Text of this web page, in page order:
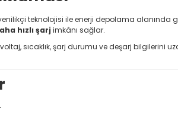
teknolojisi ile enerji depolama alanında
hızlı şarj imkânı sağlar.
sıcaklık, şarj durumu ve deşarj bilgilerini